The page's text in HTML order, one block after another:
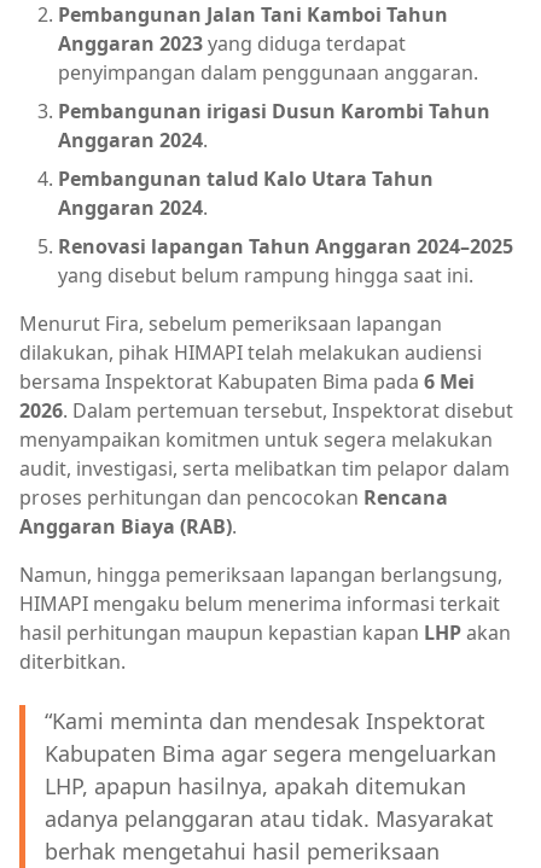
Pembangunan Jalan Tani Kamboi Tahun
Anggaran 2023yang diduga terdapat
penyimpangan dalam penggunaan anggaran.
Pembangunan irigasi Dusun Karombi Tahun
Anggaran 2024.
Pembangunan talud Kalo Utara Tahun
Anggaran 2024.
Renovasi lapangan Tahun Anggaran 2024–2025
yang disebut belum rampung hingga saat ini.
Menurut Fira, sebelum pemeriksaan lapangan
dilakukan, pihak HIMAPI telah melakukan audiensi
bersama Inspektorat Kabupaten Bima pada 6 Mei
2026. Dalam pertemuan tersebut, Inspektorat disebut
menyampaikan komitmen untuk segera melakukan
audit, investigasi, serta melibatkan tim pelapor dalam
proses perhitungan dan pencocokan Rencana
Anggaran Biaya (RAB).
Namun, hingga pemeriksaan lapangan berlangsung,
HIMAPI mengaku belum menerima informasi terkait
hasil perhitungan maupun kepastian kapan LHPakan
diterbitkan.
“Kami meminta dan mendesak Inspektorat
Kabupaten Bima agar segera mengeluarkan
LHP, apapun hasilnya, apakah ditemukan
adanya pelanggaran atau tidak. Masyarakat
berhak mengetahui hasil pemeriksaan